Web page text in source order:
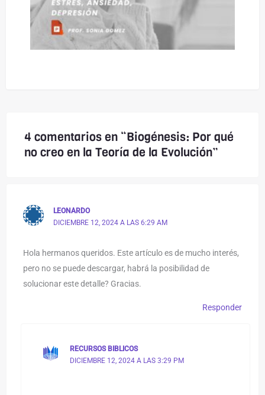
4 comentarios en “Biogénesis: Por qué
no creo en la Teoría de la Evolución”
LEONARDO
DICIEMBRE 12, 2024 A LAS 6:29 AM
Hola hermanos queridos. Este artículo es de mucho interés,
pero no se puede descargar, habrá la posibilidad de
solucionar este detalle? Gracias.
Responder
RECURSOS BIBLICOS
DICIEMBRE 12, 2024 A LAS 3:29 PM